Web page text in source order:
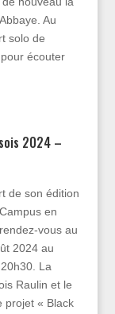
Au
solo de
écouter
2024 –
de son édition
en
vous au
2024 au
La
Raulin et le
projet « Black